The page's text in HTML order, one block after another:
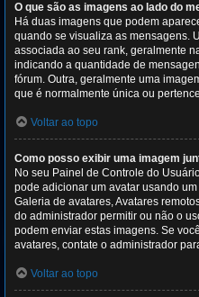
O que são as imagens ao lado do
Há duas imagens que podem
quando se visualiza as mensagens.
associada ao seu rank, geralmente
indicando a quantidade de
fórum. Outra, geralmente uma
que é normalmente única ou
Voltar ao topo
Como posso exibir uma imagem
No seu Painel de Controle do
pode adicionar um avatar usando
Galeria de avatares, Avatares
do administrador permitir ou não o
podem enviar estas imagens. Se
avatares, contate o administrador
Voltar ao topo